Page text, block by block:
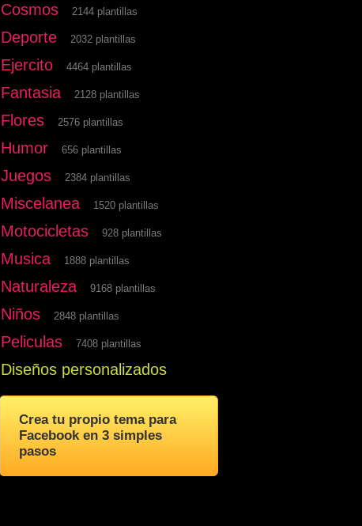
Cosmos 2144 plantillas
Deporte 2032 plantillas
Ejercito 4464 plantillas
Fantasia 2128 plantillas
Flores 2576 plantillas
Humor 656 plantillas
Juegos 2384 plantillas
Miscelanea 1520 plantillas
Motocicletas 928 plantillas
Musica 1888 plantillas
Naturaleza 9168 plantillas
Niños 2848 plantillas
Peliculas 7408 plantillas
Diseños personalizados
Crea tu propio tema para
Facebook en 3 simples
pasos